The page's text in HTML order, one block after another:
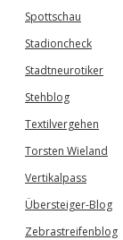
Spottschau
Stadioncheck
Stadtneurotiker
Stehblog
Textilvergehen
Torsten Wieland
Vertikalpass
Übersteiger-Blog
Zebrastreifenblog